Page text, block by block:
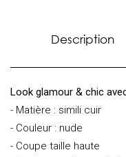
Description
Look glamour & chic
- Matière : simili cuir
- Couleur : nude
- Coupe taille haute